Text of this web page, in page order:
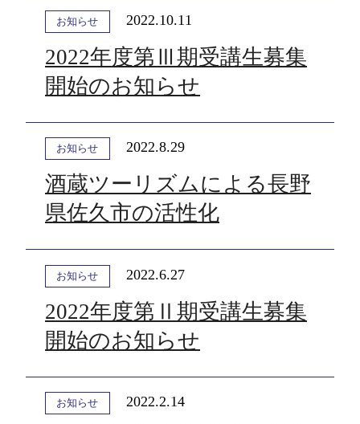
お知らせ 2022.10.11
2022年度第Ⅲ期受講生募集
開始のお知らせ
お知らせ 2022.8.29
酒蔵ツーリズムによる長野
県佐久市の活性化
お知らせ 2022.6.27
2022年度第Ⅱ期受講生募集
開始のお知らせ
お知らせ 2022.2.14